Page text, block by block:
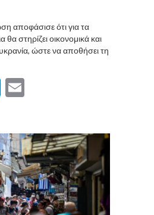
αποφάσισε ότι για τα
στηρίζει οικονομικά και
ώστε να αποθήσει τη
LinkedIn